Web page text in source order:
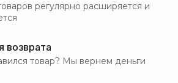
регулярно расширяется и
возврата
товар? Мы вернем деньги